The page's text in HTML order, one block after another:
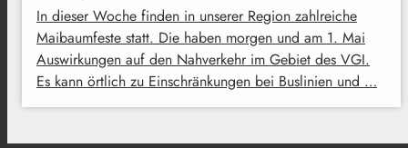
In dieser Woche finden in unserer Region zahlreiche
Maibaumfeste statt. Die haben morgen und am 1. Mai
Auswirkungen auf den Nahverkehr im Gebiet des VGI.
Es kann örtlich zu Einschränkungen bei Buslinien und …